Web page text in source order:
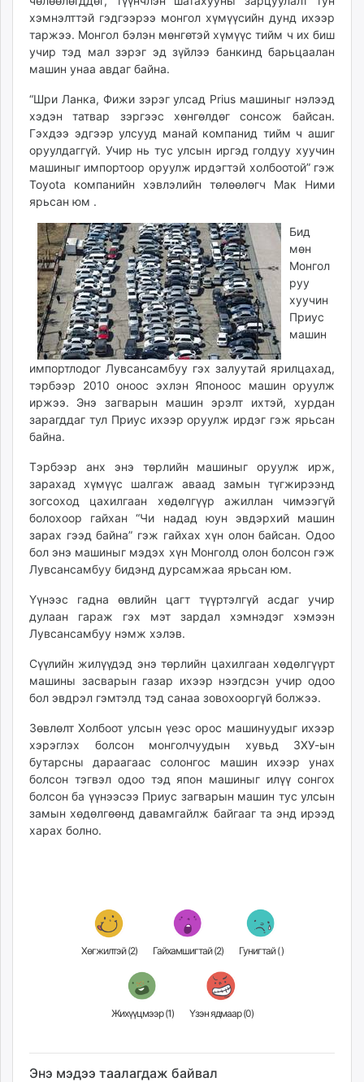
хэмнэлттэй гэдгээрээ монгол хүмүүсийн дунд ихээр
таржээ. Монгол бэлэн мөнгөтэй хүмүүс тийм ч их биш
учир тэд мал зэрэг эд зүйлээ банкинд барьцаалан
машин унаа авдаг байна.
“Шри Ланка, Фижи зэрэг улсад Prius машиныг нэлээд
хэдэн татвар зэргээс хөнгөлдөг сонсож байсан.
Гэхдээ эдгээр улсууд манай компанид тийм ч ашиг
оруулдаггүй. Учир нь тус улсын иргэд голдуу хуучин
машиныг импортоор оруулж ирдэгтэй холбоотой” гэж
Toyota компанийн хэвлэлийн төлөөлөгч Мак Ними
ярьсан юм .
Бид
мөн
Монгол
руу
хуучин
Приус
машин
импортлодог Лувсансамбуу гэх залуутай ярилцахад,
тэрбээр 2010 оноос эхлэн Японоос машин оруулж
иржээ. Энэ загварын машин эрэлт ихтэй, хурдан
зарагддаг тул Приус ихээр оруулж ирдэг гэж ярьсан
байна.
Тэрбээр анх энэ төрлийн машиныг оруулж ирж,
зарахад хүмүүс шалгаж аваад замын түгжирээнд
зогсоход цахилгаан хөдөлгүүр ажиллан чимээгүй
болохоор гайхан “Чи надад юун эвдэрхий машин
зарах гээд байна” гэж гайхах хүн олон байсан. Одоо
бол энэ машиныг мэдэх хүн Монголд олон болсон гэж
Лувсансамбуу бидэнд дурсамжаа ярьсан юм.
Үүнээс гадна өвлийн цагт түүртэлгүй асдаг учир
дулаан гараж гэх мэт зардал хэмнэдэг хэмээн
Лувсансамбуу нэмж хэлэв.
Сүүлийн жилүүдэд энэ төрлийн цахилгаан хөдөлгүүрт
машины засварын газар ихээр нээгдсэн учир одоо
бол эвдрэл гэмтэлд тэд санаа зовохооргүй болжээ.
Зөвлөлт Холбоот улсын үеэс орос машинуудыг ихээр
хэрэглэх болсон монголчуудын хувьд ЗХУ-ын
бутарсны дараагаас солонгос машин ихээр унах
болсон тэгвэл одоо тэд япон машиныг илүү сонгох
болсон ба үүнээсээ Приус загварын машин тус улсын
замын хөдөлгөөнд давамгайлж байгааг та энд ирээд
харах болно.
Хөгжилтэй (2) Гайхамшигтай (2) Гунигтай ()
Жихүүцмээр (1) Үзэн ядмаар (0)
Энэ мэдээ таалагдаж байвал